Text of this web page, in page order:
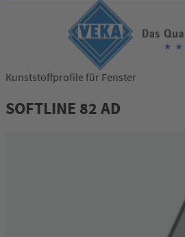
Login
Kunststoffprofile für Fenster
SOFTLINE 82 AD